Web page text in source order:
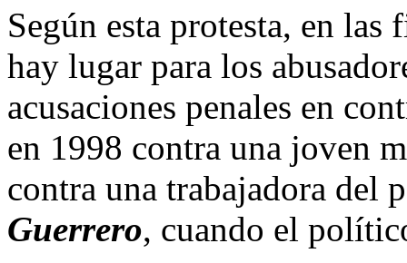
Según esta protesta, en
hay lugar para los
acusaciones penales en
en 1998 contra una joven
contra una trabajadora del
Guerrero, cuando el